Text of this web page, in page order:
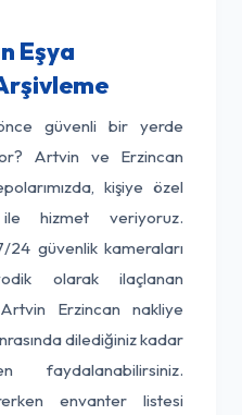
Eşya
önce güvenli bir yerde
Artvin ve Erzincan
kişiye özel
hizmet veriyoruz.
24 güvenlik kameraları
olarak ilaçlanan
Erzincan nakliye
dilediğiniz kadar
faydalanabilirsiniz.
envanter listesi